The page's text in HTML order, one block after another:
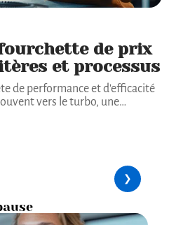
de prix
et processus
de performance et d'efficacité
vers le turbo, une…